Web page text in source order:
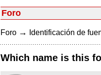
Foro
Foro → Identificación de
Which name is this